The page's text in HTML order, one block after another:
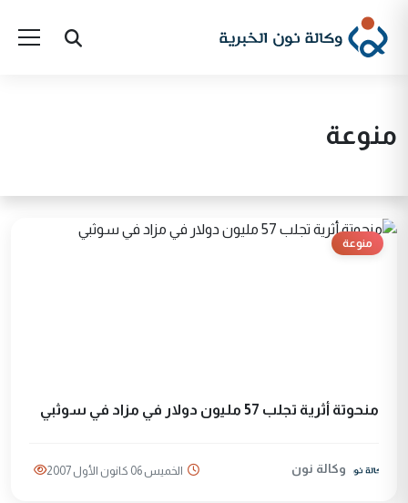
منوعة
منوعة
منحوتة أثرية تجلب 57 مليون دولار في مزاد في سوثبي
وكالة نون الخميس 06 كانون الأول 2007